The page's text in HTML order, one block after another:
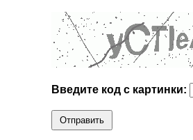
Введите код с картинки:
Отправить